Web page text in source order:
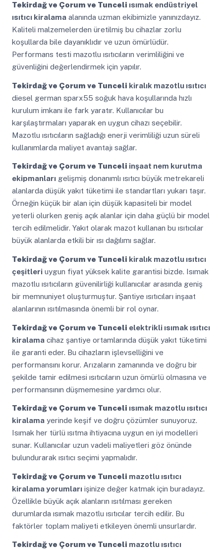
Tekirdağ ve Çorum ve Tunceli ısımak endüstriyel
ısıtıcı kiralamaalanında uzman ekibimizle yanınızdayız.
Kaliteli malzemelerden üretilmiş bu cihazlar zorlu
koşullarda bile dayanıklıdır ve uzun ömürlüdür.
Performans testi mazotlu ısıtıcıların verimliliğini ve
güvenliğini değerlendirmek için yapılır.
Tekirdağ ve Çorum ve Tunceli kiralık mazotlu ısıtıcı
diesel german sparx55 soğuk hava koşullarında hızlı
kurulum imkanı ile fark yaratır. Kullanıcılar bu
karşılaştırmaları yaparak en uygun cihazı seçebilir.
Mazotlu ısıtıcıların sağladığı enerji verimliliği uzun süreli
kullanımlarda maliyet avantajı sağlar.
Tekirdağ ve Çorum ve Tunceli inşaat nem kurutma
ekipmanlarıgelişmiş donanımlı ısıtıcı büyük metrekareli
alanlarda düşük yakıt tüketimi ile standartları yukarı taşır.
Örneğin küçük bir alan için düşük kapasiteli bir model
yeterli olurken geniş açık alanlar için daha güçlü bir model
tercih edilmelidir. Yakıt olarak mazot kullanan bu ısıtıcılar
büyük alanlarda etkili bir ısı dağılımı sağlar.
Tekirdağ ve Çorum ve Tunceli kiralık mazotlu ısıtıcı
çeşitleriuygun fiyat yüksek kalite garantisi bizde. Isımak
mazotlu ısıtıcıların güvenilirliği kullanıcılar arasında geniş
bir memnuniyet oluşturmuştur. Şantiye ısıtıcıları inşaat
alanlarının ısıtılmasında önemli bir rol oynar.
Tekirdağ ve Çorum ve Tunceli elektrikli ısımak ısıtıcı
kiralamacihaz şantiye ortamlarında düşük yakıt tüketimi
ile garanti eder. Bu cihazların işlevselliğini ve
performansını korur. Arızaların zamanında ve doğru bir
şekilde tamir edilmesi ısıtıcıların uzun ömürlü olmasına ve
performansının düşmemesine yardımcı olur.
Tekirdağ ve Çorum ve Tunceli ısımak mazotlu ısıtıcı
kiralamayerinde keşif ve doğru çözümler sunuyoruz.
Isımak her türlü ısıtma ihtiyacına uygun en iyi modelleri
sunar. Kullanıcılar uzun vadeli maliyetleri göz önünde
bulundurarak ısıtıcı seçimi yapmalıdır.
Tekirdağ ve Çorum ve Tunceli mazotlu ısıtıcı
kiralama yorumlarıişinize değer katmak için buradayız.
Özellikle büyük açık alanların ısıtılması gereken
durumlarda ısımak mazotlu ısıtıcılar tercih edilir. Bu
faktörler toplam maliyeti etkileyen önemli unsurlardır.
Tekirdağ ve Çorum ve Tunceli mazotlu ısıtıcı